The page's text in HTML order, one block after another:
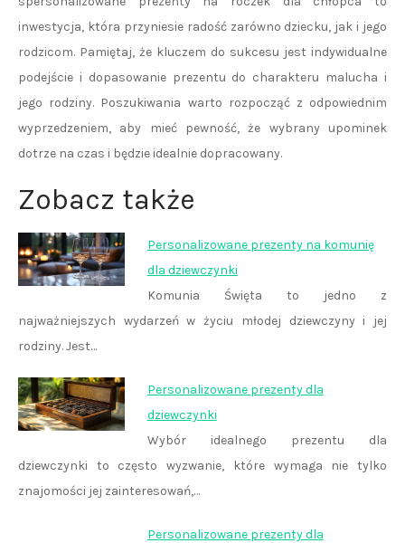
inwestycja, która przyniesie radość zarówno dziecku, jak i jego
rodzicom. Pamiętaj, że kluczem do sukcesu jest indywidualne
podejście i dopasowanie prezentu do charakteru malucha i
jego rodziny. Poszukiwania warto rozpocząć z odpowiednim
wyprzedzeniem, aby mieć pewność, że wybrany upominek
dotrze na czas i będzie idealnie dopracowany.
Zobacz także
Personalizowane prezenty na komunię
dla dziewczynki
Komunia Święta to jedno z
najważniejszych wydarzeń w życiu młodej dziewczyny i jej
rodziny. Jest…
Personalizowane prezenty dla
dziewczynki
Wybór idealnego prezentu dla
dziewczynki to często wyzwanie, które wymaga nie tylko
znajomości jej zainteresowań,…
Personalizowane prezenty dla